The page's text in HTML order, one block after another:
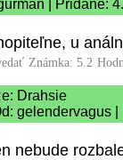
| Pridané:
u
Známka: 5.2
Drahsie
gelendervagus
nebude